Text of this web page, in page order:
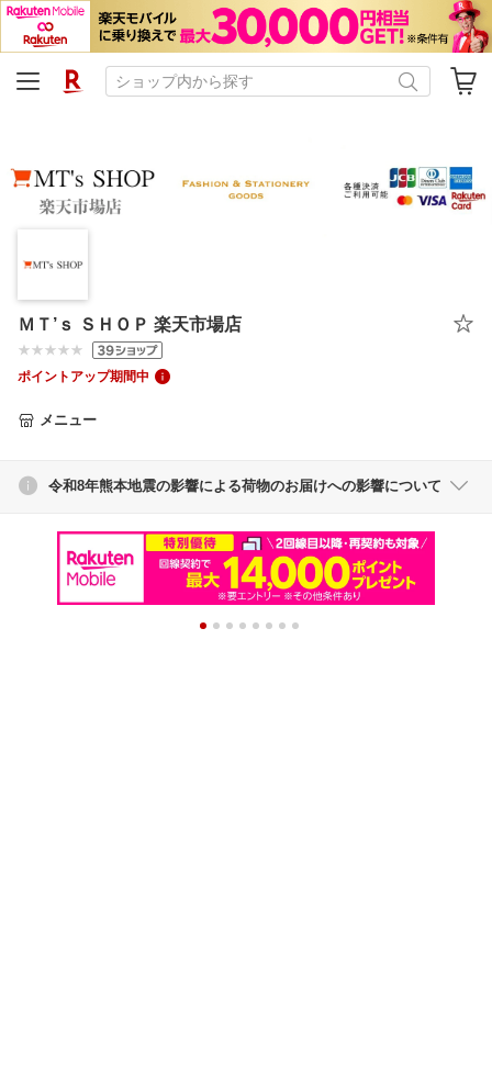
ＭＴ’ｓ ＳＨＯＰ 楽天市場店
ポイントアップ期間中
メニュー
令和8年熊本地震の影響による荷物のお届けへの影響について